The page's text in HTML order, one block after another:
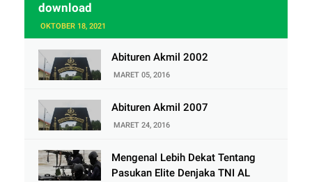
download
OKTOBER 18, 2021
Abituren Akmil 2002
MARET 05, 2016
Abituren Akmil 2007
MARET 24, 2016
Mengenal Lebih Dekat Tentang
Pasukan Elite Denjaka TNI AL